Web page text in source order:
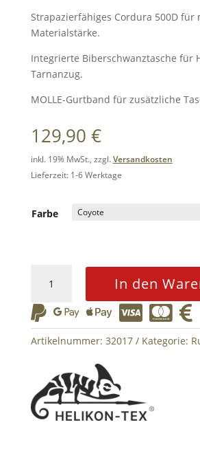
Strapazierfähiges Cordura 500D für
Materialstärke.
Integrierte Biberschwanztasche für
Tarnanzug.
MOLLE-Gurtband für zusätzliche
129,90 €
inkl. 19% MwSt., zzgl.Versandkosten
Lieferzeit: 1-6 Werktage
Farbe
AMBUSH
Backpack
Cordura®
22.8
In den
     
Artikelnummer: 32017 Kategorie: